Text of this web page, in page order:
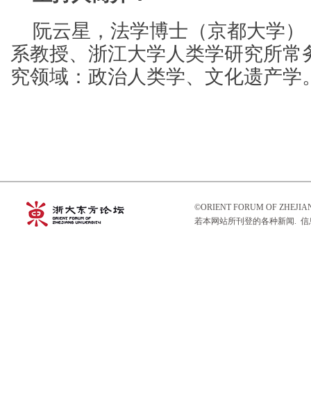
阮云星，法学博士（京都大学
系教授、浙江大学人类学研究所常
究领域：政治人类学、文化遗产学
©ORIENT FORUM OF
若本网站所刊登的各种新闻.